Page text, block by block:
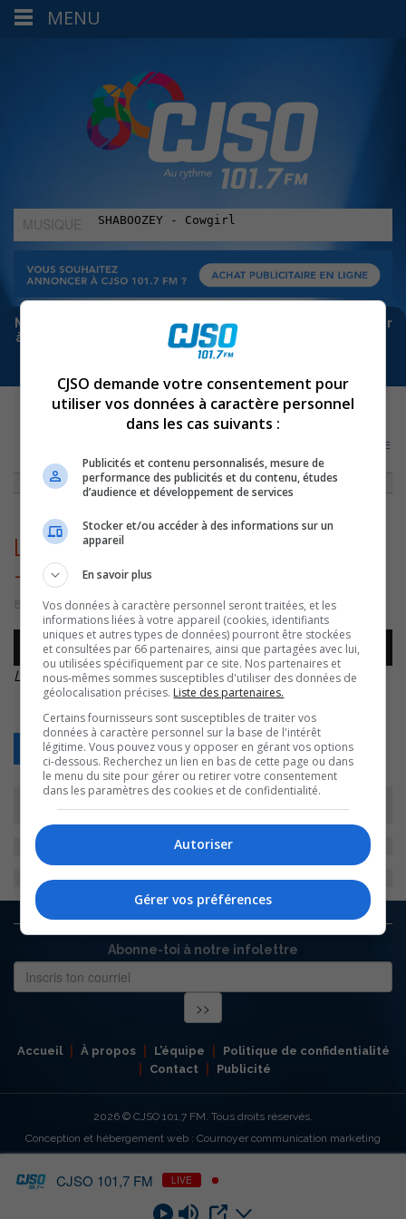
MUSIQUE
:
Meta bloque les infos sur Facebook. Pour ne rien manquer
à Sorel-Tracy et la région, abonne-toi à notre infolettre :
LE GROUPE SORELOIS LION’S CREW PRÉSENTE
LA VIE EST BELLE» LION’S CREW – CJSO 8 SEPTEMBRE –
LION’S CREW – cjso 8 septembre
–
8 septembre 2022 | Par Équipe CJSO
Lecteur
audio
00:00 00:00
LION’S CREW – cjso 8 septembre –.
Retour
Abonne-toi à notre infolettre
Accueil À propos L’équipe
Politique de confidentialité
Contact
Publicité
2026 © CJSO 101,7 FM. Tous droits réservés.
Conception et hébergement web : Cournoyer communication marketing
CJSO 101,7 FM LIVE
MENU
CJSO demande votre consentement pour
utiliser vos données à caractère personnel
dans les cas suivants :
Publicités et contenu personnalisés, mesure de
performance des publicités et du contenu, études
d’audience et développement de services
Stocker et/ou accéder à des informations sur un
appareil
En savoir plus
Vos données à caractère personnel seront traitées, et les
informations liées à votre appareil (cookies, identifiants
uniques et autres types de données) pourront être stockées
et consultées par 66 partenaires, ainsi que partagées avec lui,
ou utilisées spécifiquement par ce site. Nos partenaires et
nous-mêmes sommes susceptibles d'utiliser des données de
géolocalisation précises. Liste des partenaires.
Certains fournisseurs sont susceptibles de traiter vos
données à caractère personnel sur la base de l'intérêt
légitime. Vous pouvez vous y opposer en gérant vos options
ci-dessous. Recherchez un lien en bas de cette page ou dans
le menu du site pour gérer ou retirer votre consentement
dans les paramètres des cookies et de confidentialité.
Autoriser
Gérer vos préférences